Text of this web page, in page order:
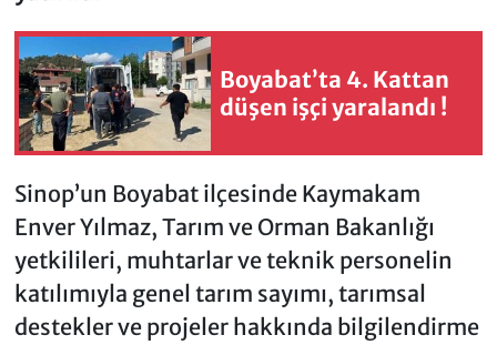
Boyabat’ta 4. Kattan
düşen işçi yaralandı !
Sinop’un Boyabat ilçesinde Kaymakam
Enver Yılmaz, Tarım ve Orman Bakanlığı
yetkilileri, muhtarlar ve teknik personelin
katılımıyla genel tarım sayımı, tarımsal
destekler ve projeler hakkında bilgilendirme